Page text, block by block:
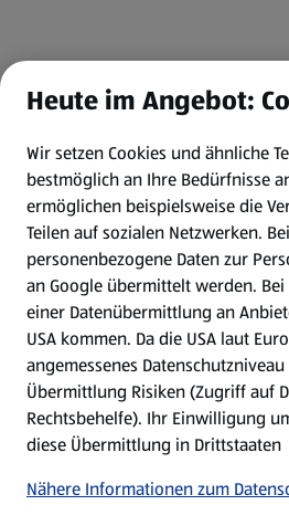
Heute im Angebot:
Wir setzen Cookies und ähnliche
bestmöglich an Ihre Bedürfnisse
ermöglichen beispielsweise die
Teilen auf sozialen Netzwerken.
personenbezogene Daten zur
an Google übermittelt werden.
einer Datenübermittlung an
USA kommen. Da die USA laut
angemessenes
Übermittlung Risiken (Zugriff auf
Rechtsbehelfe). Ihr Einwilligung
diese Übermittlung in Drittstaaten
Nähere Informationen zum